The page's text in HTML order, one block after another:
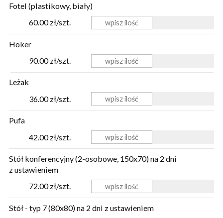
Fotel (plastikowy, biały)
60.00 zł/szt.
Hoker
90.00 zł/szt.
Leżak
36.00 zł/szt.
Pufa
42.00 zł/szt.
Stół konferencyjny (2-osobowe, 150x70) na 2 dni
z ustawieniem
72.00 zł/szt.
Stół - typ 7 (80x80) na 2 dni z ustawieniem